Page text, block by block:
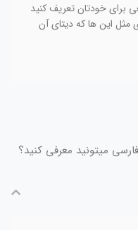
برای خودتان تعریف کنید
مثل این ها که دیتای آن
میتونید معرفی کنید؟